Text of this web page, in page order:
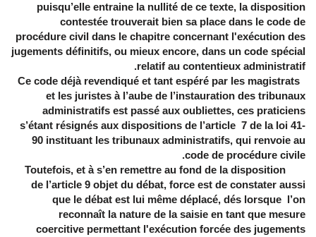
puisqu’elle entraine la nullité de ce texte, la disposition
contestée trouverait bien sa place dans le code de
procédure civil dans le chapitre concernant l'exécution des
jugements définitifs, ou mieux encore, dans un code spécial
relatif au contentieux administratif.
Ce code déjà revendiqué et tant espéré par les magistrats
et les juristes à l’aube de l’instauration des tribunaux
administratifs est passé aux oubliettes, ces praticiens
s’étant résignés aux dispositions de l’article 7 de la loi 41-
90 instituant les tribunaux administratifs, qui renvoie au
code de procédure civile.
Toutefois, et à s’en remettre au fond de la disposition
de l’article 9 objet du débat, force est de constater aussi
que le débat est lui même déplacé, dés lorsque l’on
reconnaît la nature de la saisie en tant que mesure
coercitive permettant l'exécution forcée des jugements